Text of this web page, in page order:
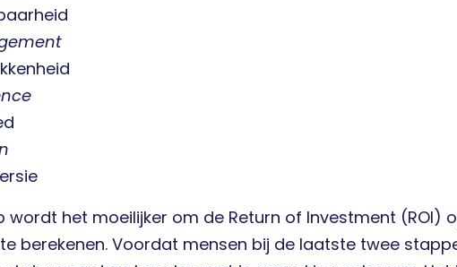
wordt het moeilijker om de Return of Investment (ROI)
berekenen. Voordat mensen bij de laatste twee